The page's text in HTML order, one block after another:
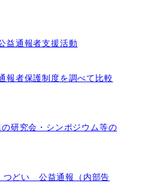
益通報者支援活動
報者保護制度を調べて比較
研究会・シンポジウム等の
つどい 公益通報（内部告